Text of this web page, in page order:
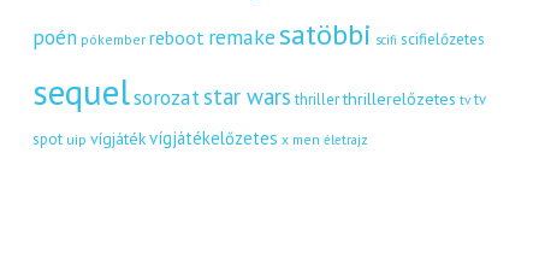
poén pókember reboot remakesatöbbi scifi scifielőzetes
sequelsorozatstar wars thriller thrillerelőzetes tv tv
spot uip vígjátékvígjátékelőzetes x men életrajz